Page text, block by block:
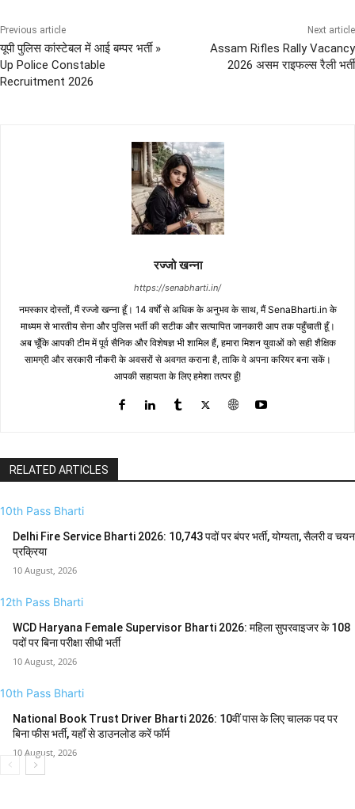
Previous article
यूपी पुलिस कांस्टेबल में आई बम्पर भर्ती »
Up Police Constable
Recruitment 2026
Next article
Assam Rifles Rally Vacancy
2026 असम राइफल्स रैली भर्ती
रज्जो खन्ना
https://senabharti.in/
नमस्कार दोस्तों, मैं रज्जो खन्ना हूँ। 14 वर्षों से अधिक के अनुभव के साथ, मैं SenaBharti.in के
माध्यम से भारतीय सेना और पुलिस भर्ती की सटीक और सत्यापित जानकारी आप तक पहुँचाती हूँ।
अब चूँकि आपकी टीम में पूर्व सैनिक और विशेषज्ञ भी शामिल हैं, हमारा मिशन युवाओं को सही शैक्षिक
सामग्री और सरकारी नौकरी के अवसरों से अवगत कराना है, ताकि वे अपना करियर बना सकें।
आपकी सहायता के लिए हमेशा तत्पर हूँ!
RELATED ARTICLES
10th Pass Bharti
Delhi Fire Service Bharti 2026: 10,743 पदों पर बंपर भर्ती, योग्यता, सैलरी व चयन
प्रक्रिया
10 August, 2026
12th Pass Bharti
WCD Haryana Female Supervisor Bharti 2026: महिला सुपरवाइजर के 108
पदों पर बिना परीक्षा सीधी भर्ती
10 August, 2026
10th Pass Bharti
National Book Trust Driver Bharti 2026: 10वीं पास के लिए चालक पद पर
बिना फीस भर्ती, यहाँ से डाउनलोड करें फॉर्म
10 August, 2026